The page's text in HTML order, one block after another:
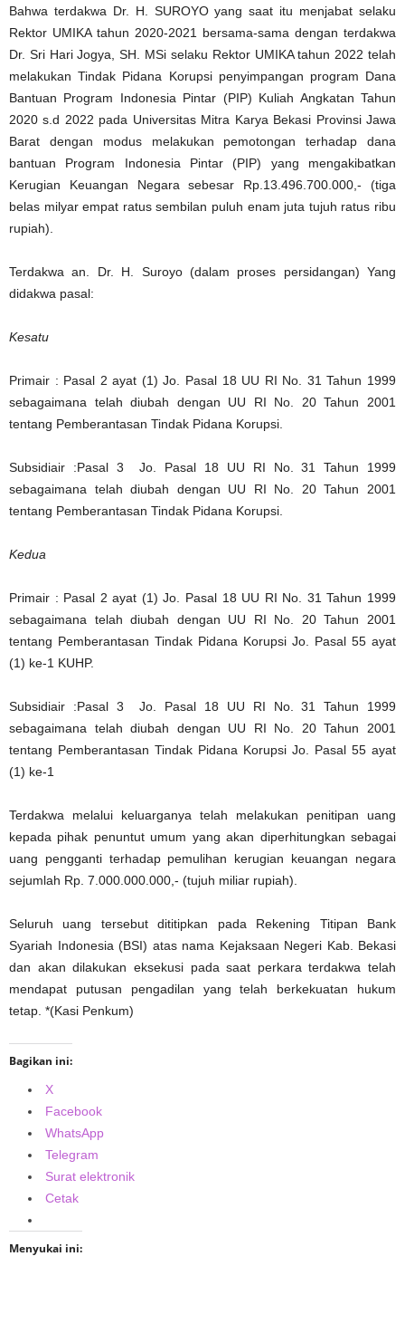
Bahwa terdakwa Dr. H. SUROYO yang saat itu menjabat selaku
Rektor UMIKA tahun 2020-2021 bersama-sama dengan terdakwa
Dr. Sri Hari Jogya, SH. MSi selaku Rektor UMIKA tahun 2022 telah
melakukan Tindak Pidana Korupsi penyimpangan program Dana
Bantuan Program Indonesia Pintar (PIP) Kuliah Angkatan Tahun
2020 s.d 2022 pada Universitas Mitra Karya Bekasi Provinsi Jawa
Barat dengan modus melakukan pemotongan terhadap dana
bantuan Program Indonesia Pintar (PIP) yang mengakibatkan
Kerugian Keuangan Negara sebesar Rp.13.496.700.000,- (tiga
belas milyar empat ratus sembilan puluh enam juta tujuh ratus ribu
rupiah).
Terdakwa an. Dr. H. Suroyo (dalam proses persidangan) Yang
didakwa pasal:
Kesatu
Primair : Pasal 2 ayat (1) Jo. Pasal 18 UU RI No. 31 Tahun 1999
sebagaimana telah diubah dengan UU RI No. 20 Tahun 2001
tentang Pemberantasan Tindak Pidana Korupsi.
Subsidiair :Pasal 3 Jo. Pasal 18 UU RI No. 31 Tahun 1999
sebagaimana telah diubah dengan UU RI No. 20 Tahun 2001
tentang Pemberantasan Tindak Pidana Korupsi.
Kedua
Primair : Pasal 2 ayat (1) Jo. Pasal 18 UU RI No. 31 Tahun 1999
sebagaimana telah diubah dengan UU RI No. 20 Tahun 2001
tentang Pemberantasan Tindak Pidana Korupsi Jo. Pasal 55 ayat
(1) ke-1 KUHP.
Subsidiair :Pasal 3 Jo. Pasal 18 UU RI No. 31 Tahun 1999
sebagaimana telah diubah dengan UU RI No. 20 Tahun 2001
tentang Pemberantasan Tindak Pidana Korupsi Jo. Pasal 55 ayat
(1) ke-1
Terdakwa melalui keluarganya telah melakukan penitipan uang
kepada pihak penuntut umum yang akan diperhitungkan sebagai
uang pengganti terhadap pemulihan kerugian keuangan negara
sejumlah Rp. 7.000.000.000,- (tujuh miliar rupiah).
Seluruh uang tersebut dititipkan pada Rekening Titipan Bank
Syariah Indonesia (BSI) atas nama Kejaksaan Negeri Kab. Bekasi
dan akan dilakukan eksekusi pada saat perkara terdakwa telah
mendapat putusan pengadilan yang telah berkekuatan hukum
tetap. *(Kasi Penkum)
Bagikan ini:
X
Facebook
WhatsApp
Telegram
Surat elektronik
Cetak
Menyukai ini: